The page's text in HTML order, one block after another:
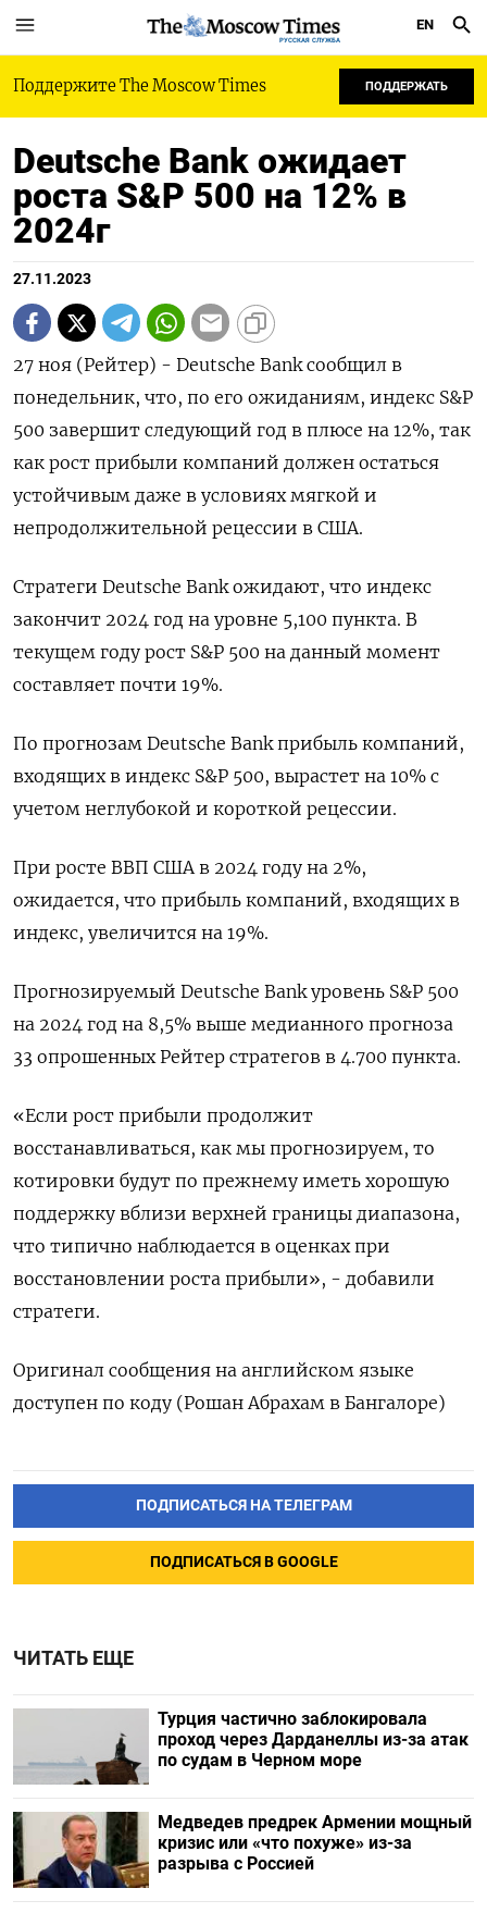
РУССКАЯ СЛУЖБА
EN
Поддержите The Moscow Times ПОДДЕРЖАТЬ
Deutsche Bank ожидает
роста S&P 500 на 12% в
2024г
27.11.2023
27 ноя (Рейтер) - Deutsche Bank сообщил в
понедельник, что, по его ожиданиям, индекс S&P
500 завершит следующий год в плюсе на 12%, так
как рост прибыли компаний должен остаться
устойчивым даже в условиях мягкой и
непродолжительной рецессии в США.
Стратеги Deutsche Bank ожидают, что индекс
закончит 2024 год на уровне 5,100 пункта. В
текущем году рост S&P 500 на данный момент
составляет почти 19%.
По прогнозам Deutsche Bank прибыль компаний,
входящих в индекс S&P 500, вырастет на 10% с
учетом неглубокой и короткой рецессии.
При росте ВВП США в 2024 году на 2%,
ожидается, что прибыль компаний, входящих в
индекс, увеличится на 19%.
Прогнозируемый Deutsche Bank уровень S&P 500
на 2024 год на 8,5% выше медианного прогноза
33 опрошенных Рейтер стратегов в 4.700 пункта.
«Если рост прибыли продолжит
восстанавливаться, как мы прогнозируем, то
котировки будут по прежнему иметь хорошую
поддержку вблизи верхней границы диапазона,
что типично наблюдается в оценках при
восстановлении роста прибыли», - добавили
стратеги.
Оригинал сообщения на английском языке
доступен по коду (Рошан Абрахам в Бангалоре)
ПОДПИСАТЬСЯ НА ТЕЛЕГРАМ
ПОДПИСАТЬСЯ В GOOGLE
ЧИТАТЬ ЕЩЕ
Турция частично заблокировала
проход через Дарданеллы из-за атак
по судам в Черном море
Медведев предрек Армении мощный
кризис или «что похуже» из-за
разрыва с Россией